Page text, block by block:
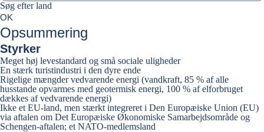
Søg efter land
0suggestions
Søg efter land
OK
Opsummering
Styrker
Meget høj levestandard og små sociale uligheder
En stærk turistindustri i den dyre ende
Rigelige mængder vedvarende energi (vandkraft, 85 % af alle
husstande opvarmes med geotermisk energi, 100 % af elforbruget
dækkes af vedvarende energi)
Ikke et EU-land, men stærkt integreret i Den Europæiske Union (EU)
via aftalen om Det Europæiske Økonomiske Samarbejdsområde og
Schengen-aftalen; et NATO-medlemsland